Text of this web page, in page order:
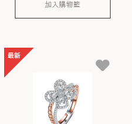
加入購物籃